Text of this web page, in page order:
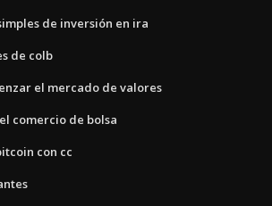
de inversión en ira
de colb
el mercado de valores
comercio de bolsa
con cc